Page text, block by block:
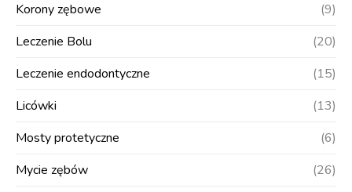
Korony zębowe
(9)
Leczenie Bolu
(20)
Leczenie endodontyczne
(15)
Licówki
(13)
Mosty protetyczne
(6)
Mycie zębów
(26)